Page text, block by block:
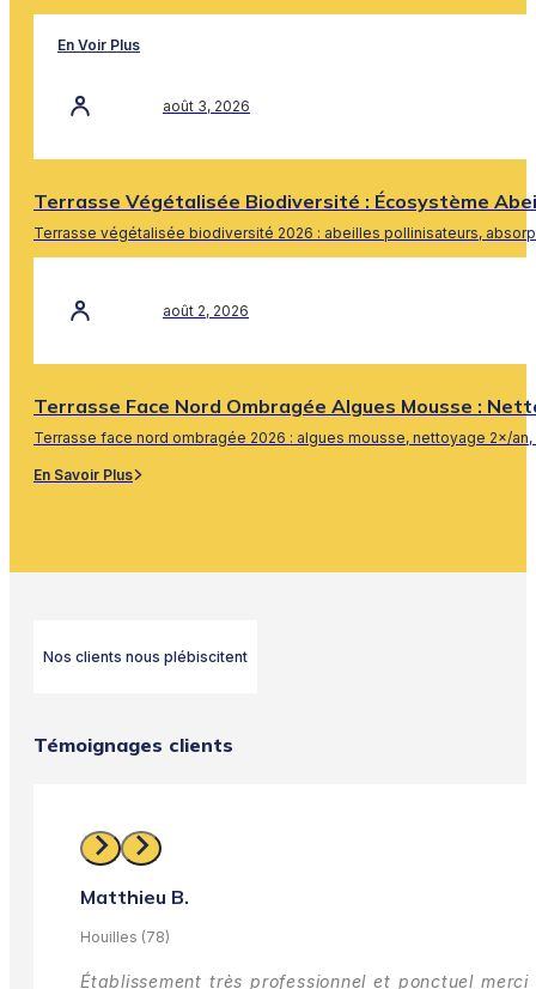
En Voir Plus
août 3, 2026
Terrasse Végétalisée Biodiversité : Écosystème
Terrasse végétalisée biodiversité 2026 : abeilles pollinisateurs,
août 2, 2026
Terrasse Face Nord Ombragée Algues Mousse :
Terrasse face nord ombragée 2026 : algues mousse, nettoyage 2×/
En Savoir Plus
Nos clients nous plébiscitent
Témoignages clients
Matthieu B.
Houilles (78)
Établissement très professionnel et ponctuel